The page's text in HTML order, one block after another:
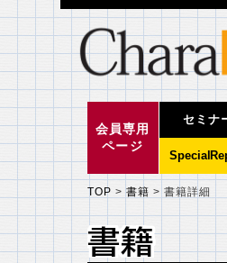
会員専用
ページ
セミナ
TOP > 書籍 >書籍詳細
書籍
書籍